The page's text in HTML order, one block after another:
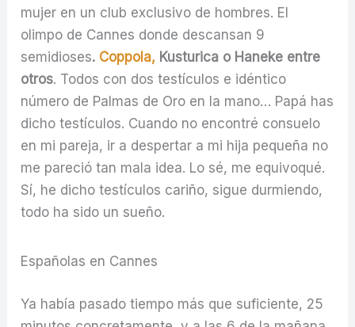
mujer en un club exclusivo de hombres. El
olimpo de Cannes donde descansan 9
semidioses. Coppola, Kusturica o Haneke entre
otros. Todos con dos testículos e idéntico
número de Palmas de Oro en la mano… Papá has
dicho testículos. Cuando no encontré consuelo
en mi pareja, ir a despertar a mi hija pequeña no
me pareció tan mala idea. Lo sé, me equivoqué.
Sí, he dicho testículos cariño, sigue durmiendo,
todo ha sido un sueño.
Españolas en Cannes
Ya había pasado tiempo más que suficiente, 25